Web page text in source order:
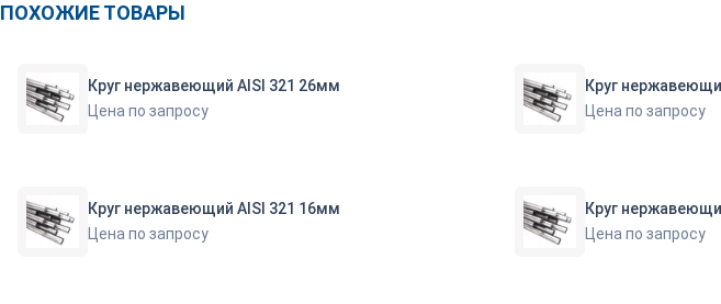
ПОХОЖИЕ ТОВАРЫ
Круг нержавеющий AISI 321 26мм
Цена по запросу
Цена по запросу
Круг нержавеющий AISI 321 16мм
Цена по запросу
Цена по запросу